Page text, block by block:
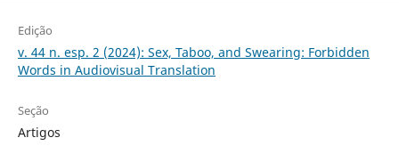
Edição
v. 44 n. esp. 2 (2024): Sex, Taboo, and Swearing: Forbidden
Words in Audiovisual Translation
Seção
Artigos